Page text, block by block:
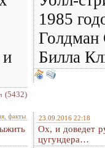
(5432)
1985
Голдман
Билла
факты 23.09.2016 22:18
Ох, и доведет
цугундера…